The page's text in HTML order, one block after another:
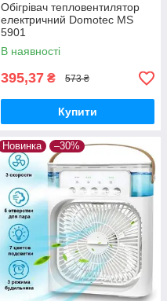
Обігрівач тепловентилятор
електричний Domotec MS
5901
В наявності
395,37 ₴ 573 ₴
Купити
Новинка –30%